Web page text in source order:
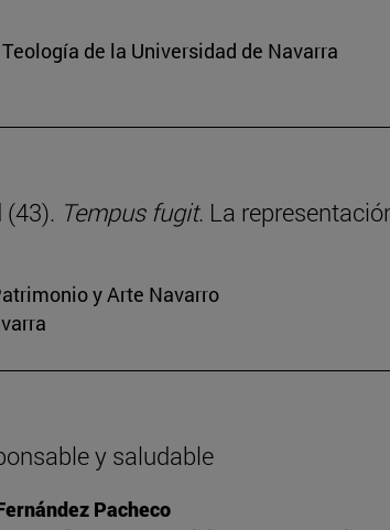
de la Universidad de Navarra
Tempus fugit. La
y Arte Navarro
y saludable
Pacheco